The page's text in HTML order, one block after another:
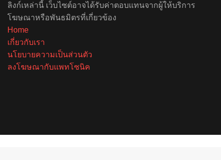
ลิงก์เหล่านี้ เว็บไซต์อาจได้รับค่าตอบแทนจากผู้ให้บริการ
โฆษณาหรือพันธมิตรที่เกี่ยวข้อง
Home
เกี่ยวกับเรา
นโยบายความเป็นส่วนตัว
ลงโฆษณากับแพทโซนิค